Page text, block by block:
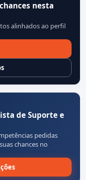
nesta
alinhados ao perfil
de Suporte e
pedidas
chances no